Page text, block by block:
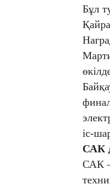
Бұл
іс-
САК
САК –